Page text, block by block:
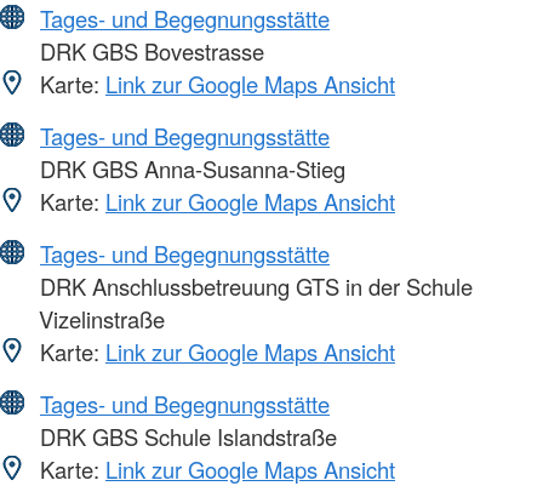
Tages- und Begegnungsstätte
DRK GBS Bovestrasse
Karte: Link zur Google Maps Ansicht
Tages- und Begegnungsstätte
DRK GBS Anna-Susanna-Stieg
Karte: Link zur Google Maps Ansicht
Tages- und Begegnungsstätte
DRK Anschlussbetreuung GTS in der Schule
Vizelinstraße
Karte: Link zur Google Maps Ansicht
Tages- und Begegnungsstätte
DRK GBS Schule Islandstraße
Karte: Link zur Google Maps Ansicht